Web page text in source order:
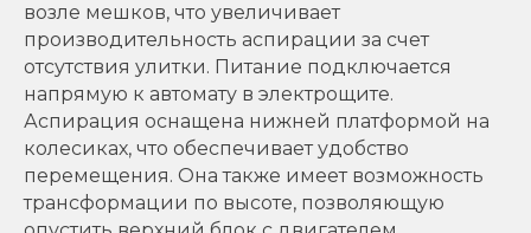
возле мешков, что увеличивает
производительность аспирации за счет
отсутствия улитки. Питание подключается
напрямую к автомату в электрощите.
Аспирация оснащена нижней платформой на
колесиках, что обеспечивает удобство
перемещения. Она также имеет возможность
трансформации по высоте, позволяющую